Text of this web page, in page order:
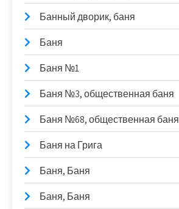
Банный дворик, баня
Баня
Баня №1
Баня №3, общественная баня
Баня №68, общественная баня
Баня на Грига
Баня, Баня
Баня, Баня